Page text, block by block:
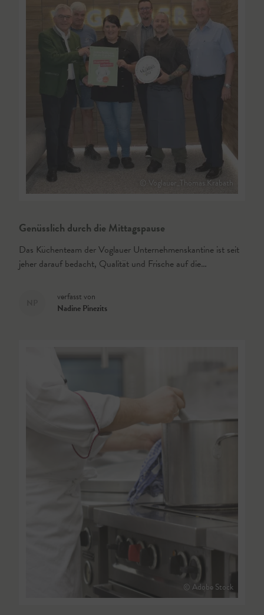
© Voglauer_Thomas Krabath
Genüsslich durch die Mittagspause
Das Küchenteam der Voglauer Unternehmenskantine ist seit
jeher darauf bedacht, Qualität und Frische auf die…
verfasst von
Nadine Pinezits
© Adobe Stock